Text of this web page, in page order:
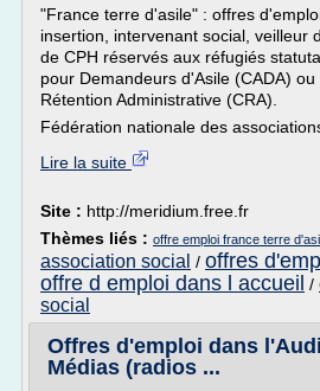
"France terre d'asile" : offres
insertion, intervenant social, veilleur
de CPH réservés aux réfugiés
pour Demandeurs d'Asile (CADA)
Rétention Administrative (CRA).
Fédération nationale des
Lire la suite
Site : http://meridium.free.fr
Thèmes liés : offre emploi france terre
association social / offres
offre d emploi dans l accueil /
social
Offres d'emploi dans
Médias (radios ...